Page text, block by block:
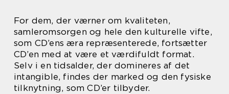
For dem, der værner om kvaliteten,
samleromsorgen og hele den kulturelle vifte,
som CD’ens æra repræsenterede, fortsætter
CD’en med at være et værdifuldt format.
Selv i en tidsalder, der domineres af det
intangible, findes der marked og den fysiske
tilknytning, som CD’er tilbyder.